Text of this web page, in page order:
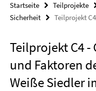
Startseite Teilprojekte
Sicherheit
Teilprojekt C4
Teilprojekt C4
und Faktoren
Weiße Siedler